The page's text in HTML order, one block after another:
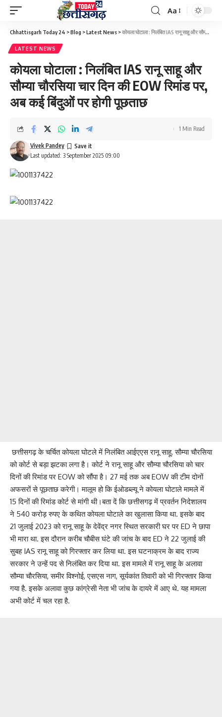
Font
Resizer
Aa
Chhattisgarh Today 24 >Blog >Latest News >कोयला घोटाला : निलंबित IAS रानू साहू और सौम्या चौरसिया चार दिन की EOW रिमांड पर, अब कई बिंदुओं पर होगी पूछताछ
LATEST NEWS
कोयला घोटाला : निलंबित IAS रानू साहू और
सौम्या चौरसिया चार दिन की EOW रिमांड पर,
अब कई बिंदुओं पर होगी पूछताछ
Last updated: 3 September 2025 09:00
Vivek Pandey
1 Min Read
छत्तीसगढ़ के चर्चित कोयला घोटले में निलंबित आईएएस रानू साहू, सौम्या चौरसिया
को कोर्ट से बड़ा झटका लगा है। कोर्ट ने रानू साहू और सौम्या चौरसिया को चार
दिनों की रिमांड पर EOW को सौंपा है। 27 मई तक अब EOW की टीम दोनों
अफसरों से पूछताछ करेगी। मालूम हो कि ईओडब्‍ल्‍यू ने कोयला घोटाले मामले में
15 दिनों की रिमांड कोर्ट से मांगी थी।बता दें कि छत्तीसगढ़ में प्रवर्तन निदेशालय
ने 540 करोड़ रुपए के कथित कोयला घोटाले का खुलासा किया था. इसके बाद
21 जुलाई 2023 को रानू साहू के देवेंद्र नगर स्थित सरकारी घर पर ED ने छापा
भी मारा था. इस दौरान करीब चौबीस घंटे की जांच के बाद ED ने 22 जुलाई की
सुबह IAS रानू साहू को गिरफ्तार कर लिया था. इस घटनाक्रम के बाद राज्य
सरकार ने उन्हें पद से निलंबित कर दिया था. इस मामले में रानू साहू के अलावा
सौम्या चौरसिया, समीर विश्नोई, एसएस नाग, सूर्यकांत तिवारी को भी गिरफ्तार किया
गया है. इसके अलावा कुछ कांग्रेसी नेता भी जांच के दायरे में आए थे. यह मामला
अभी कोर्ट में चल रहा है.